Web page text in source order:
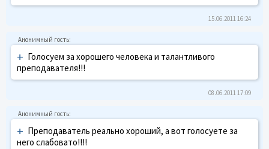
15.06.2011 16:24
+ Голосуем за хорошего человека и талантливого
преподавателя!!!
08.06.2011 17:09
+ Преподаватель реально хороший, а вот голосуете за
него слабовато!!!!